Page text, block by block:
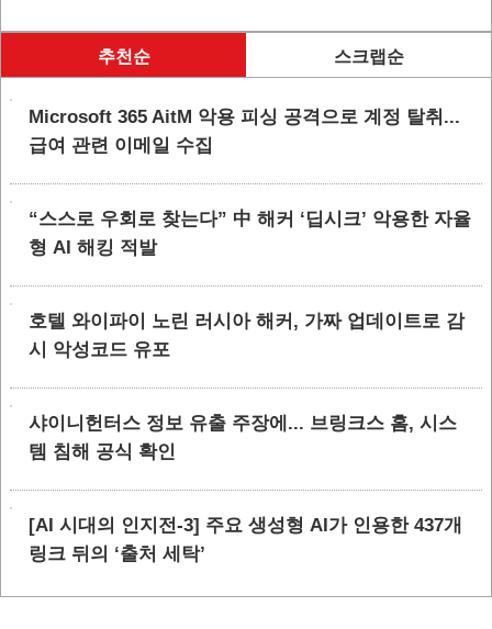
추천순 스크랩순
Microsoft 365 AitM 악용 피싱 공격으로 계정 탈취...
급여 관련 이메일 수집
“스스로 우회로 찾는다” 中 해커 ‘딥시크’ 악용한 자율
형 AI 해킹 적발
호텔 와이파이 노린 러시아 해커, 가짜 업데이트로 감
시 악성코드 유포
샤이니헌터스 정보 유출 주장에... 브링크스 홈, 시스
템 침해 공식 확인
[AI 시대의 인지전-3] 주요 생성형 AI가 인용한 437개
링크 뒤의 ‘출처 세탁’